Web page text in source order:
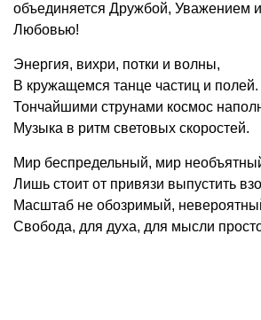
объединяется Дружбой, Уважением
Любовью!
Энергия, вихри, потки и волны,
В кружащемся танце частиц и полей.
Тончайшими струнами космос
Музыка в ритм световых скоростей.
Мир беспредельный, мир
Лишь стоит от привязи выпустить
Масштаб не обозримый,
Свобода, для духа, для мысли